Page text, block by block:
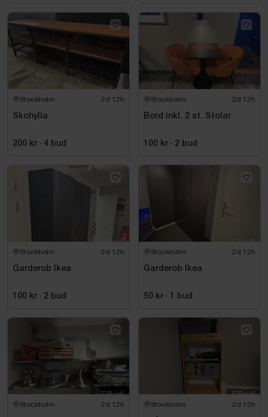
Stockholm 2d 12h
Skohylla
200 kr · 4 bud
Stockholm 2d 12h
Bord inkl. 2 st. Stolar
100 kr · 2 bud
Stockholm 2d 12h
Garderob Ikea
100 kr · 2 bud
Stockholm 2d 12h
Garderob Ikea
50 kr · 1 bud
Stockholm 2d 12h Stockholm 2d 12h